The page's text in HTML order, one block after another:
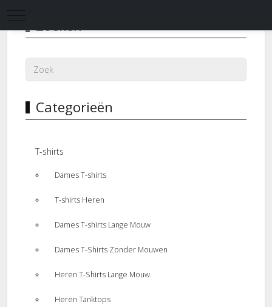
Mobile Menu Toggle
Zoeken
Categorieën
T-shirts
Dames T-shirts
T-shirts Heren
Dames T-shirts Lange Mouw
Dames T-Shirts Zonder Mouwen
Heren T-Shirts Lange Mouw.
Heren Tanktops